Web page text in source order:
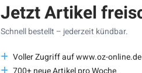
Jetzt Artikel
Schnell bestellt – jederzeit kündbar.
Voller Zugriff auf www.oz-online.de